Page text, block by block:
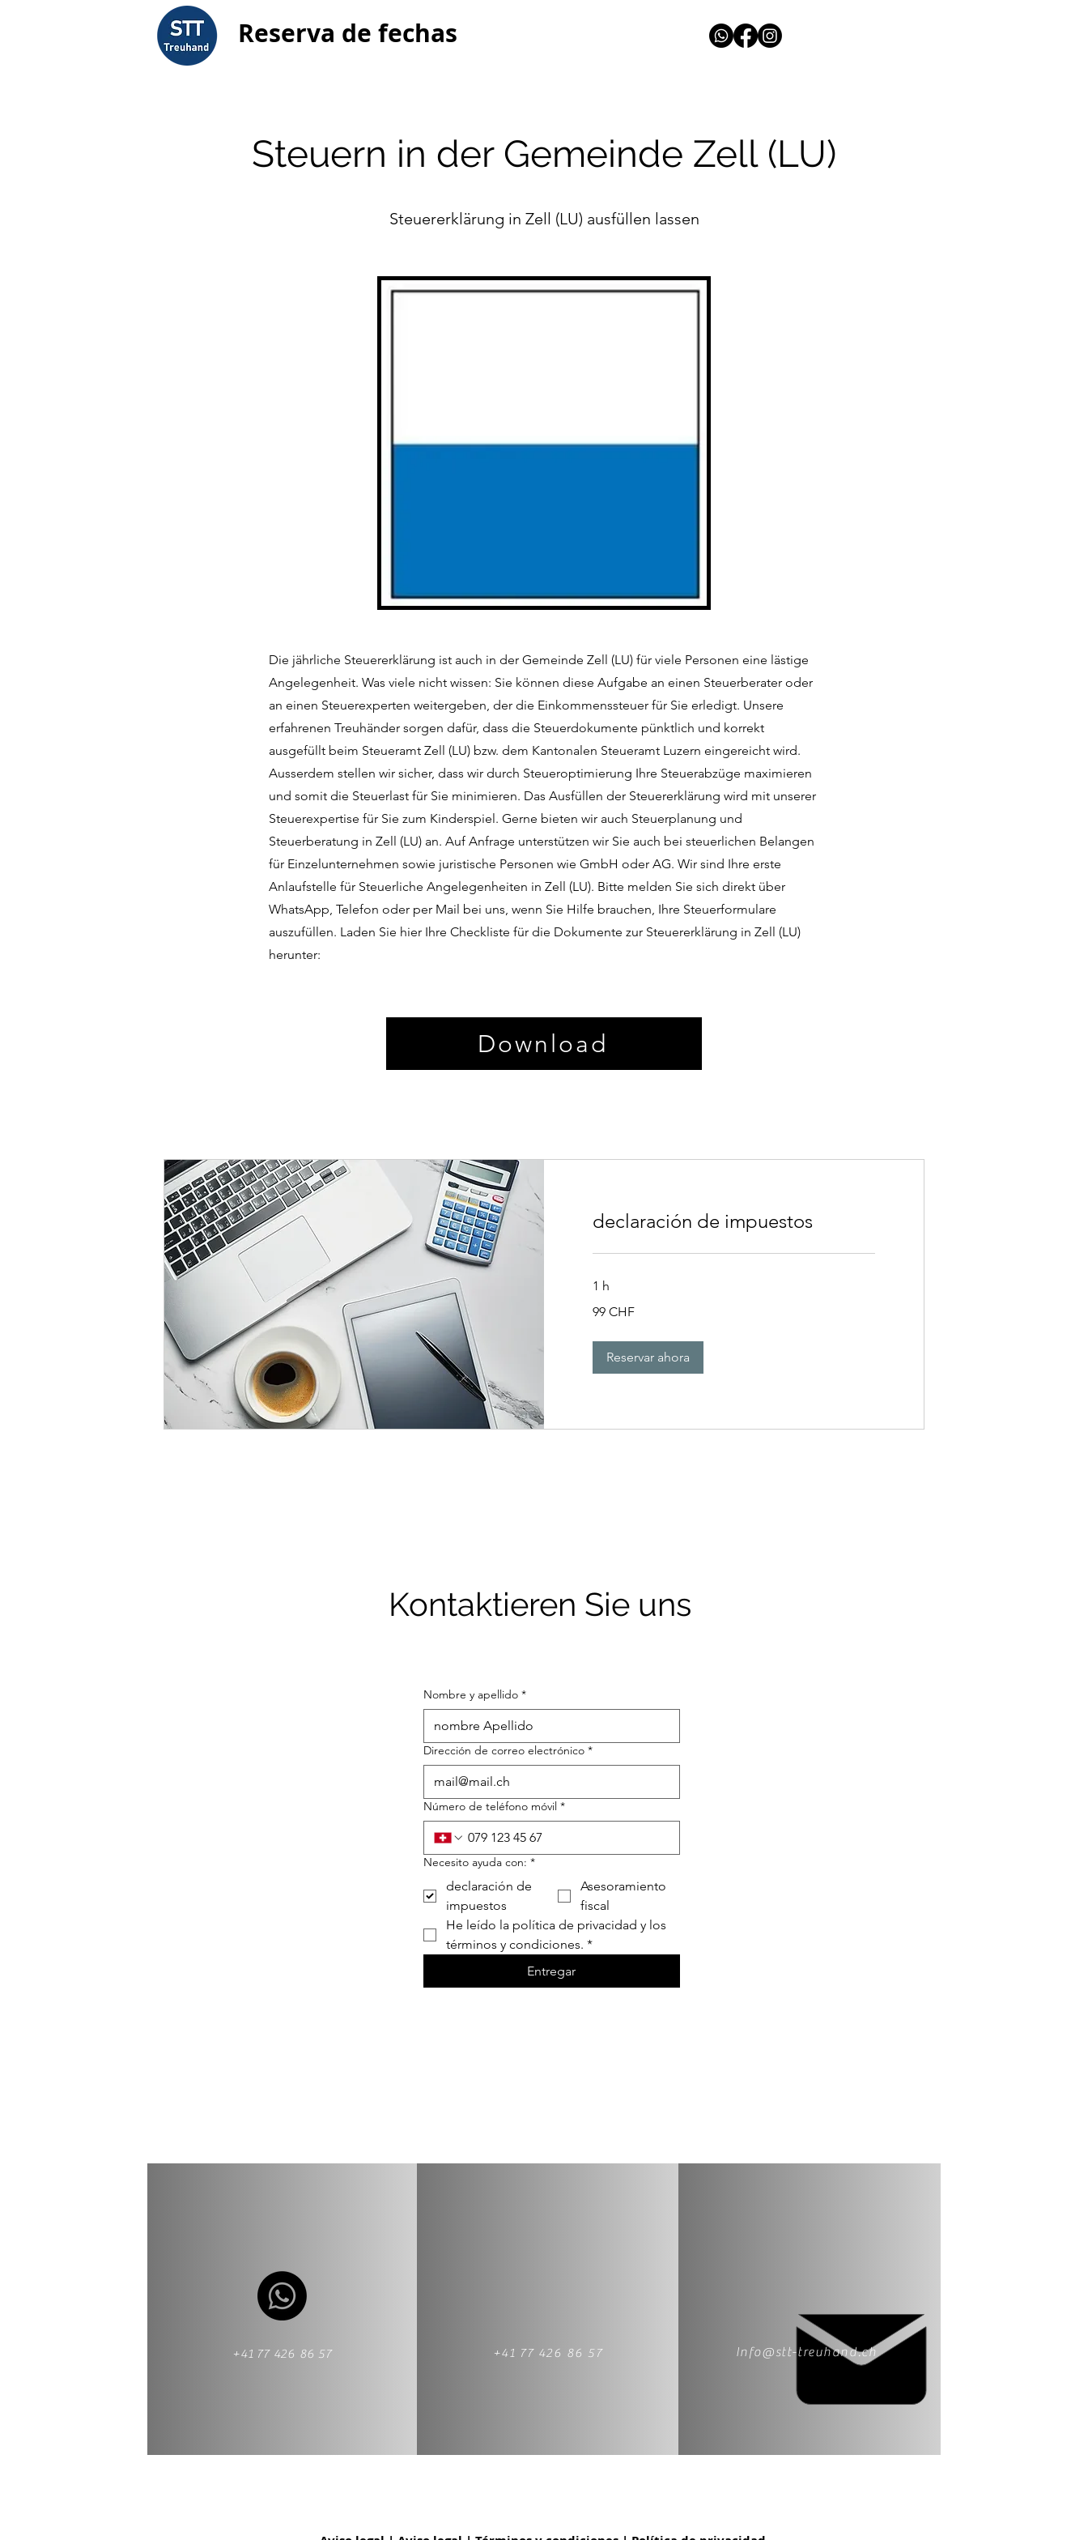
Reserva de fechas
Steuern in der Gemeinde Zell (LU)
Steuererklärung in Zell (LU) ausfüllen lassen
Die jährliche Steuererklärung ist auch in der Gemeinde Zell (LU) für viele Personen eine lästige
Angelegenheit. Was viele nicht wissen: Sie können diese Aufgabe an einen Steuerberater oder
an einen Steuerexperten weitergeben, der die Einkommenssteuer für Sie erledigt. Unsere
erfahrenen Treuhänder sorgen dafür, dass die Steuerdokumente pünktlich und korrekt
ausgefüllt beim Steueramt Zell (LU) bzw. dem Kantonalen Steueramt Luzern eingereicht wird.
Ausserdem stellen wir sicher, dass wir durch Steueroptimierung Ihre Steuerabzüge maximieren
und somit die Steuerlast für Sie minimieren. Das Ausfüllen der Steuererklärung wird mit unserer
Steuerexpertise für Sie zum Kinderspiel. Gerne bieten wir auch Steuerplanung und
Steuerberatung in Zell (LU) an. Auf Anfrage unterstützen wir Sie auch bei steuerlichen Belangen
für Einzelunternehmen sowie juristische Personen wie GmbH oder AG. Wir sind Ihre erste
Anlaufstelle für Steuerliche Angelegenheiten in Zell (LU). Bitte melden Sie sich direkt über
WhatsApp, Telefon oder per Mail bei uns, wenn Sie Hilfe brauchen, Ihre Steuerformulare
auszufüllen. Laden Sie hier Ihre Checkliste für die Dokumente zur Steuererklärung in Zell (LU)
herunter:
Download
declaración de impuestos
1 h
francos
99 CHF
Reservar ahora
Kontaktieren Sie uns
Nombre y apellido *
Dirección de correo electrónico *
Número de teléfono móvil *
Necesito ayuda con: *
declaración de
impuestos
Asesoramiento
fiscal
He leído la política de privacidad y los
términos y condiciones. *
Entregar
+41 77 426 86 57 +41 77 426 86 57 Info@stt-treuhand.ch